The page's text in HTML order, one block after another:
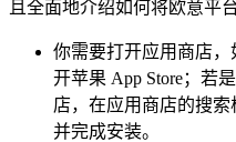
且全面地介绍如何将欧意平
你需要打开应用商店
开苹果 App Store；若
店，在应用商店的搜索
并完成安装。